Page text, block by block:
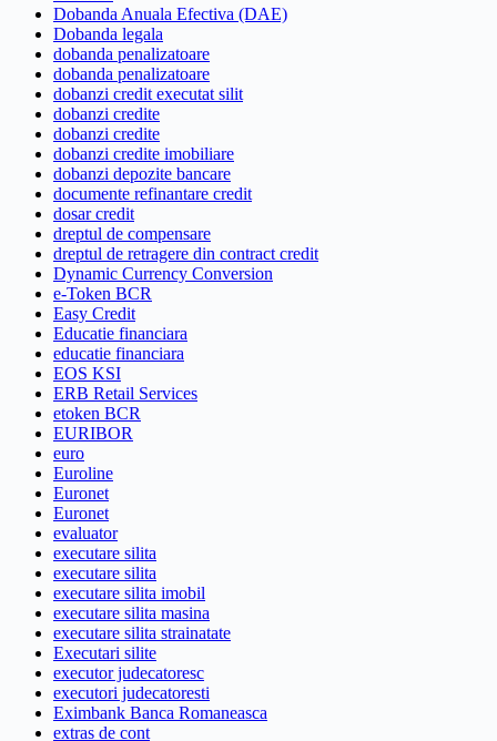
Dobanda Anuala Efectiva (DAE)
Dobanda legala
dobanda penalizatoare
dobanda penalizatoare
dobanzi credit executat silit
dobanzi credite
dobanzi credite
dobanzi credite imobiliare
dobanzi depozite bancare
documente refinantare credit
dosar credit
dreptul de compensare
dreptul de retragere din contract credit
Dynamic Currency Conversion
e-Token BCR
Easy Credit
Educatie financiara
educatie financiara
EOS KSI
ERB Retail Services
etoken BCR
EURIBOR
euro
Euroline
Euronet
Euronet
evaluator
executare silita
executare silita
executare silita imobil
executare silita masina
executare silita strainatate
Executari silite
executor judecatoresc
executori judecatoresti
Eximbank Banca Romaneasca
extras de cont